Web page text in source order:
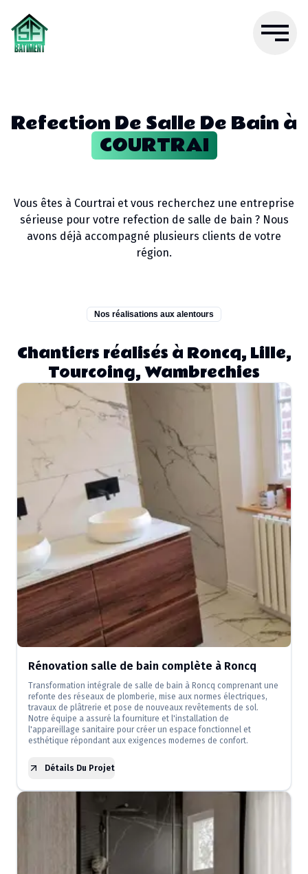
Refection De Salle De Bainà
COURTRAI
Vous êtes à Courtrai et vous recherchez une entreprise
sérieuse pour votre refection de salle de bain ? Nous
avons déjà accompagné plusieurs clients de votre
région.
Nos réalisations aux alentours
Chantiers réalisés à Roncq, Lille,
Tourcoing, Wambrechies
Rénovation salle de bain complète à Roncq
Transformation intégrale de salle de bain à Roncq comprenant une
refonte des réseaux de plomberie, mise aux normes électriques,
travaux de plâtrerie et pose de nouveaux revêtements de sol.
Notre équipe a assuré la fourniture et l'installation de
l'appareillage sanitaire pour créer un espace fonctionnel et
esthétique répondant aux exigences modernes de confort.
Détails Du Projet